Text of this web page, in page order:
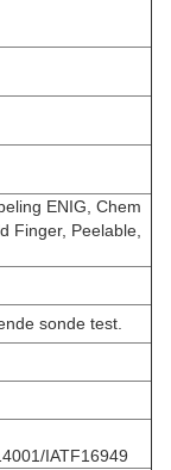
ENIG, Chem
Finger, Peelable,
sonde test.
IATF16949